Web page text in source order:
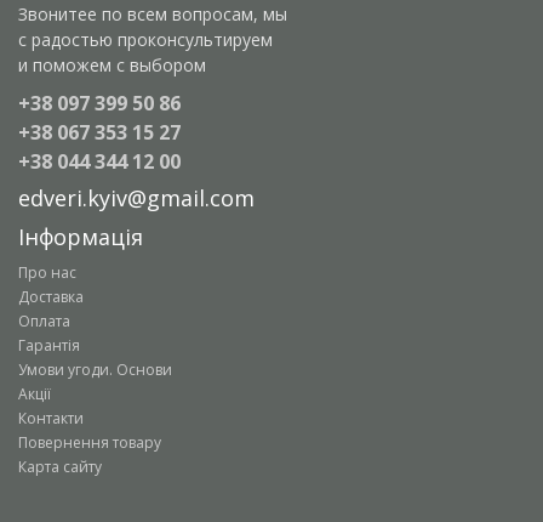
Звонитее по всем вопросам, мы
с радостью проконсультируем
и поможем с выбором
+38 097 399 50 86
+38 067 353 15 27
+38 044 344 12 00
edveri.kyiv@gmail.com
Інформація
Про нас
Доставка
Оплата
Гарантія
Умови угоди. Основи
Акції
Контакти
Повернення товару
Карта сайту